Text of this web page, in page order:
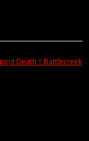
Death † Battlecreek